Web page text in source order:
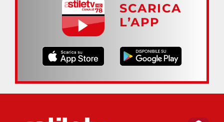
SCARICA
L’APP